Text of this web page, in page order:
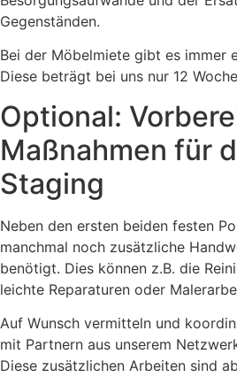
Gegenständen.
Bei der Möbelmiete gibt es immer
Diese beträgt bei uns nur 12
Optional:
Maßnahmen für
Staging
Neben den ersten beiden festen
manchmal noch zusätzliche
benötigt. Dies können z.B. die
leichte Reparaturen oder
Auf Wunsch vermitteln und
mit Partnern aus unserem
Diese zusätzlichen Arbeiten sind